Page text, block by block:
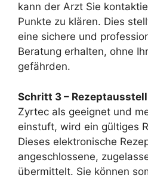
kann der Arzt Sie
Punkte zu klären. Dies
eine sichere und
Beratung erhalten, ohne
gefährden.
Schritt 3 –
Zyrtec als geeignet und
einstuft, wird ein gültiges
Dieses elektronische
angeschlossene,
übermittelt. Sie können